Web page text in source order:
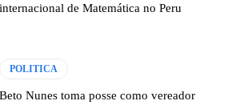
internacional de Matemática no Peru
POLITICA
Beto Nunes toma posse como vereador